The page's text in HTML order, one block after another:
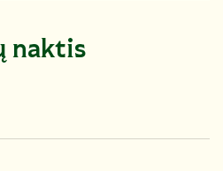
naktis